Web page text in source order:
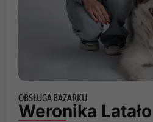
OBSŁUGA BAZARKU
Weronika Latało